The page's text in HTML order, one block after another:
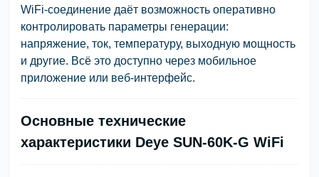
WiFi-соединение даёт возможность оперативно
контролировать параметры генерации:
напряжение, ток, температуру, выходную мощность
и другие. Всё это доступно через мобильное
приложение или веб-интерфейс.
Основные технические
характеристики Deye SUN-60K-G WiFi